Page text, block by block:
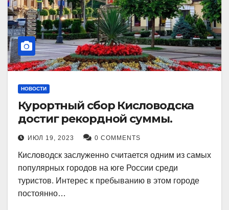
НОВОСТИ
Курортный сбор Кисловодска
достиг рекордной суммы.
ИЮЛ 19, 2023 0 COMMENTS
Кисловодск заслуженно считается одним из самых
популярных городов на юге России среди
туристов. Интерес к пребыванию в этом городе
постоянно…